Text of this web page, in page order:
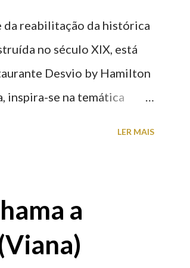
da reabilitação da histórica
no século XIX, está
Desvio by Hamilton
inspira-se na temática
LER MAIS
a